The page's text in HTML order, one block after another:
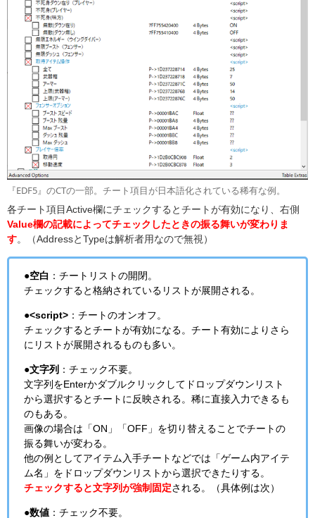
『EDF5』のCTの一部。チート項目が日本語化されている稀有な例。
各チート項目Active欄にチェックするとチートが有効になり、右側
Value欄の記載によってチェックしたときの振る舞いが変わりま
す。（AddressとTypeは解析者用なので無視）
●空白 ：チートリストの開閉。
チェックすると格納されているリストが展開される。
●<script> ：チートのオンオフ。
チェックするとチートが有効になる。チート有効によりさら
にリストが展開されるものも多い。
●文字列
：チェック不要。
文字列をEnterかダブルクリックしてドロップダウンリスト
から選択するとチートに反映される。稀に直接入力できるも
のもある。
画像の場合は「ON」「OFF」を切り替えることでチートの
振る舞いが変わる。
他の例としてアイテム入手チートなどでは「ゲーム内アイテ
ム名」をドロップダウンリストから選択できたりする。
チェックすると文字列が強制固定される。（具体例は次）
●数値 ：チェック不要。